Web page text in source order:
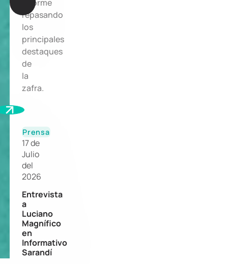
informe
repasando
los
principales
destaques
de
la
zafra.
Prensa
17 de
Julio
del
2026
Entrevista
a
Luciano
Magnífico
en
Informativo
Sarandí